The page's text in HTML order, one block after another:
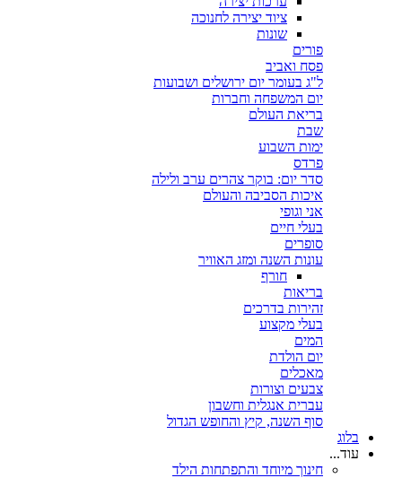
ציוד יצירה לחנוכה
שונות
פורים
פסח ואביב
ל"ג בעומר יום ירושלים ושבועות
יום המשפחה וחברות
בריאת העולם
שבת
ימות השבוע
פרדס
סדר יום: בוקר צהרים ערב ולילה
איכות הסביבה והעולם
אני וגופי
בעלי חיים
סופרים
עונות השנה ומזג האוויר
חורף
בריאות
זהירות בדרכים
בעלי מקצוע
המים
יום הולדת
מאכלים
צבעים וצורות
עברית אנגלית וחשבון
סוף השנה, קיץ והחופש הגדול
בלוג
עוד...
חינוך מיוחד והתפתחות הילד